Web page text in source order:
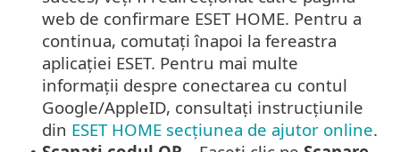
web de confirmare ESET HOME. Pentru a
continua, comutați înapoi la fereastra
aplicației ESET. Pentru mai multe
informații despre conectarea cu contul
Google/AppleID, consultați instrucțiunile
din ESET HOME secțiunea de ajutor online.